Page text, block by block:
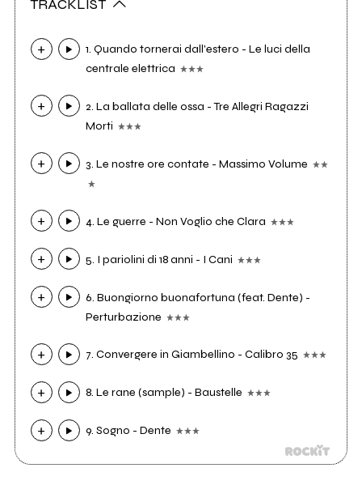
TRACKLIST
1. Quando tornerai dall'estero - Le luci della
centrale elettrica
2. La ballata delle ossa - Tre Allegri Ragazzi
Morti
3. Le nostre ore contate - Massimo Volume
4. Le guerre - Non Voglio che Clara
5. I pariolini di 18 anni - I Cani
6. Buongiorno buonafortuna (feat. Dente) -
Perturbazione
7. Convergere in Giambellino - Calibro 35
8. Le rane (sample) - Baustelle
9. Sogno - Dente